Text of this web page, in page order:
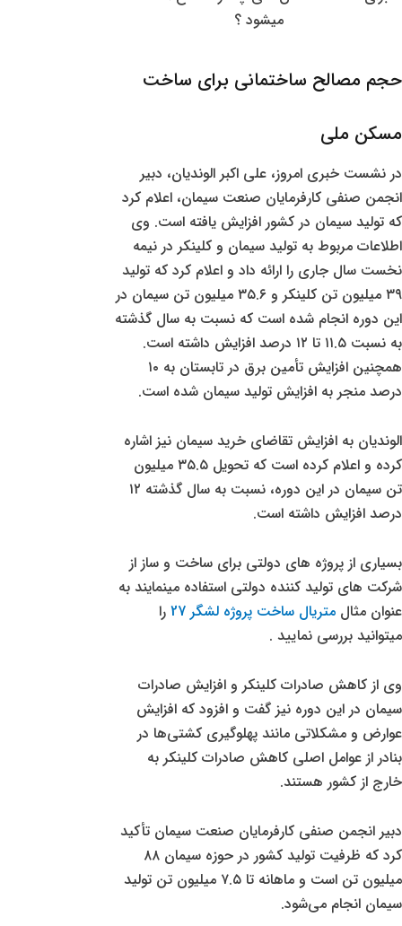
میشود ؟
حجم مصالح ساختمانی برای ساخت
مسکن ملی
در نشست خبری امروز، علی اکبر الوندیان، دبیر
انجمن صنفی کارفرمایان صنعت سیمان، اعلام کرد
که تولید سیمان در کشور افزایش یافته است. وی
اطلاعات مربوط به تولید سیمان و کلینکر در نیمه
نخست سال جاری را ارائه داد و اعلام کرد که تولید
۳۹ میلیون تن کلینکر و ۳۵.۶ میلیون تن سیمان در
این دوره انجام شده است که نسبت به سال گذشته
به نسبت ۱۱.۵ تا ۱۲ درصد افزایش داشته است.
همچنین افزایش تأمین برق در تابستان به ۱۰
درصد منجر به افزایش تولید سیمان شده است.
الوندیان به افزایش تقاضای خرید سیمان نیز اشاره
کرده و اعلام کرده است که تحویل ۳۵.۵ میلیون
تن سیمان در این دوره، نسبت به سال گذشته ۱۲
درصد افزایش داشته است.
بسیاری از پروژه های دولتی برای ساخت و ساز از
شرکت های تولید کننده دولتی استفاده مینمایند به
عنوان مثال متریال ساخت پروژه لشگر 27
را
میتوانید بررسی نمایید .
وی از کاهش صادرات کلینکر و افزایش صادرات
سیمان در این دوره نیز گفت و افزود که افزایش
عوارض و مشکلاتی مانند پهلوگیری کشتی‌ها در
بنادر از عوامل اصلی کاهش صادرات کلینکر به
خارج از کشور هستند.
دبیر انجمن صنفی کارفرمایان صنعت سیمان تأکید
کرد که ظرفیت تولید کشور در حوزه سیمان ۸۸
میلیون تن است و ماهانه تا ۷.۵ میلیون تن تولید
سیمان انجام می‌شود.